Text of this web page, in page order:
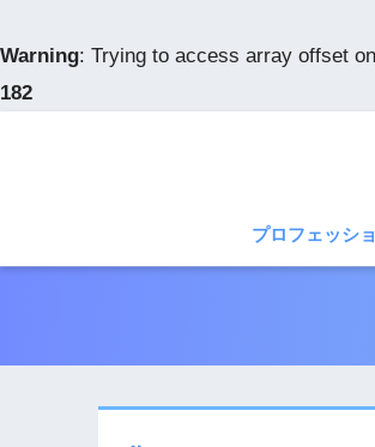
Warning: Trying to access array offset
182
プロフェッシ